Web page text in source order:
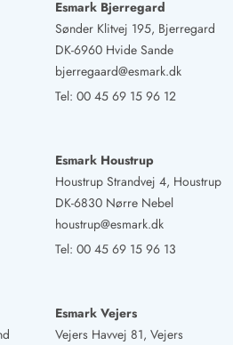
5 von 5
5 von 5
5 out of 521/04/2025
Es ist schön
ein zum Entspannen. Toll ist
Regalen.
5 von 5
5 out of 5
05/04/2025
ausgestattet. Es ist eines der
wir je hatten.
4.5 von 5
4.5 out of 5
Esmark Bjerregard
Sønder Klitvej 195, Bjerregard
DK-6960 Hvide Sande
bjerregaard@esmark.dk
Tel: 00 45 69 15 96 12
Esmark Houstrup
Houstrup Strandvej 4, Houstrup
DK-6830 Nørre Nebel
houstrup@esmark.dk
Tel: 00 45 69 15 96 13
Esmark Vejers
Vejers Havvej 81, Vejers